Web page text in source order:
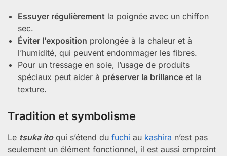
Essuyer régulièrement la poignée avec un chiffon
sec.
Éviter l’exposition prolongée à la chaleur et à
l’humidité, qui peuvent endommager les fibres.
Pour un tressage en soie, l’usage de produits
spéciaux peut aider à préserver la brillance et la
texture.
Tradition et symbolisme
Le tsuka itoqui s’étend du fuchi au kashira n’est pas
seulement un élément fonctionnel, il est aussi empreint